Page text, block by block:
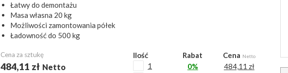
Łatwy do demontażu
Masa własna 20 kg
Możliwości zamontowania półek
Ładowność do 500 kg
Cena za sztukę
484,11 zł Netto
Ilość Rabat Cena Netto
1 0%
484,11 zł